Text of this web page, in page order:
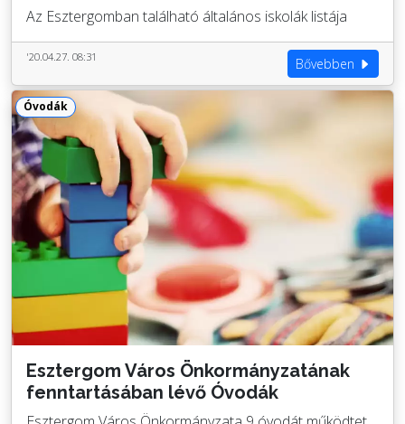
Az Esztergomban található általános iskolák listája
'20.04.27. 08:31 Bővebben
Óvodák
Esztergom Város Önkormányzatának
fenntartásában lévő Óvodák